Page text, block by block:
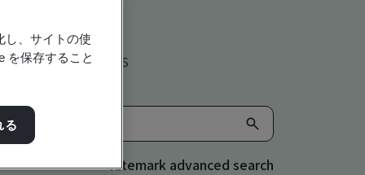
companies
Kitemark advanced search
し、サイトの使
を保存すること
る